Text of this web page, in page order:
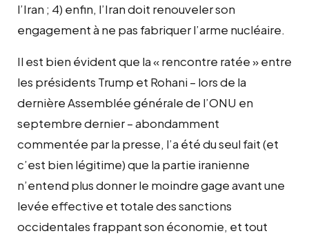
l’Iran ; 4) enfin, l’Iran doit renouveler son
engagement à ne pas fabriquer l’arme nucléaire.
Il est bien évident que la « rencontre ratée » entre
les présidents Trump et Rohani – lors de la
dernière Assemblée générale de l’ONU en
septembre dernier – abondamment
commentée par la presse, l’a été du seul fait (et
c’est bien légitime) que la partie iranienne
n’entend plus donner le moindre gage avant une
levée effective et totale des sanctions
occidentales frappant son économie, et tout